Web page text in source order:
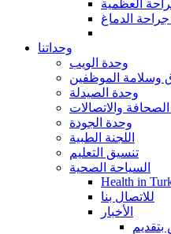
العظمية
جراحة الدماغ
وحداتنا
وحدة الويب
وسلامة الموظفين
وحدة الصيدلة
والاتصالات
وحدة الجودة
اللجنة الطبية
تنسيق التعليم
السياحة الصحية
Health in
للاتصال بنا
الأخبار